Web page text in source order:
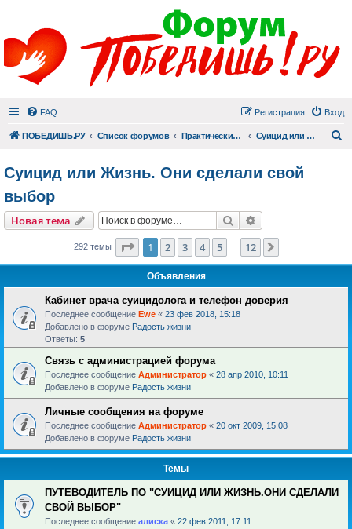
FAQ Вход
Регистрация
ПОБЕДИШЬ.РУ Список форумов Практический раздел Суицид или Жизнь. Они сделали свой выбор
Суицид или Жизнь. Они сделали свой
выбор
Новая тема Поиск
292 темы Страница из 12
1 2 3 4 5 12
Объявления
Кабинет врача суицидолога и телефон доверия
Последнее сообщение Ewe « 23 фев 2018, 15:18
Добавлено в форуме Радость жизни
Ответы: 5
Связь с администрацией форума
Последнее сообщение Администратор « 28 апр 2010, 10:11
Добавлено в форуме Радость жизни
Личные сообщения на форуме
Последнее сообщение Администратор « 20 окт 2009, 15:08
Добавлено в форуме Радость жизни
Темы
ПУТЕВОДИТЕЛЬ ПО "СУИЦИД ИЛИ ЖИЗНЬ.ОНИ СДЕЛАЛИ
СВОЙ ВЫБОР"
Последнее сообщение алиска « 22 фев 2011, 17:11